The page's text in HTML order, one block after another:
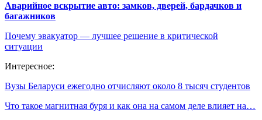
Аварийное вскрытие авто: замков, дверей, бардачков и
багажников
Почему эвакуатор — лучшее решение в критической
ситуации
Интересное:
Вузы Беларуси ежегодно отчисляют около 8 тысяч студентов
Что такое магнитная буря и как она на самом деле влияет на…